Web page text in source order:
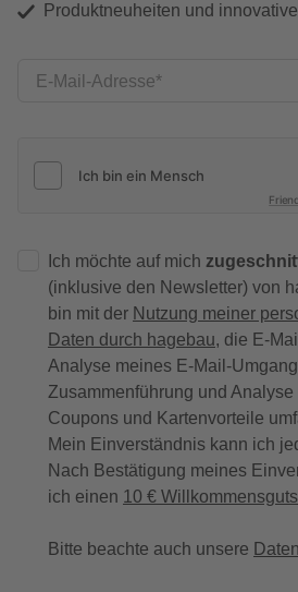
Produktneuheiten und
E-Mail-Adresse
Ich möchte auf mich
(inklusive den Newsletter) von
bin mit der Nutzung meiner
Daten durch hagebau, die E-
Analyse meines E-Mail-
Zusammenführung und
Coupons und Kartenvorteile
Mein Einverständnis kann ich
Nach Bestätigung meines
ich einen 10 €
Bitte beachte auch unsere